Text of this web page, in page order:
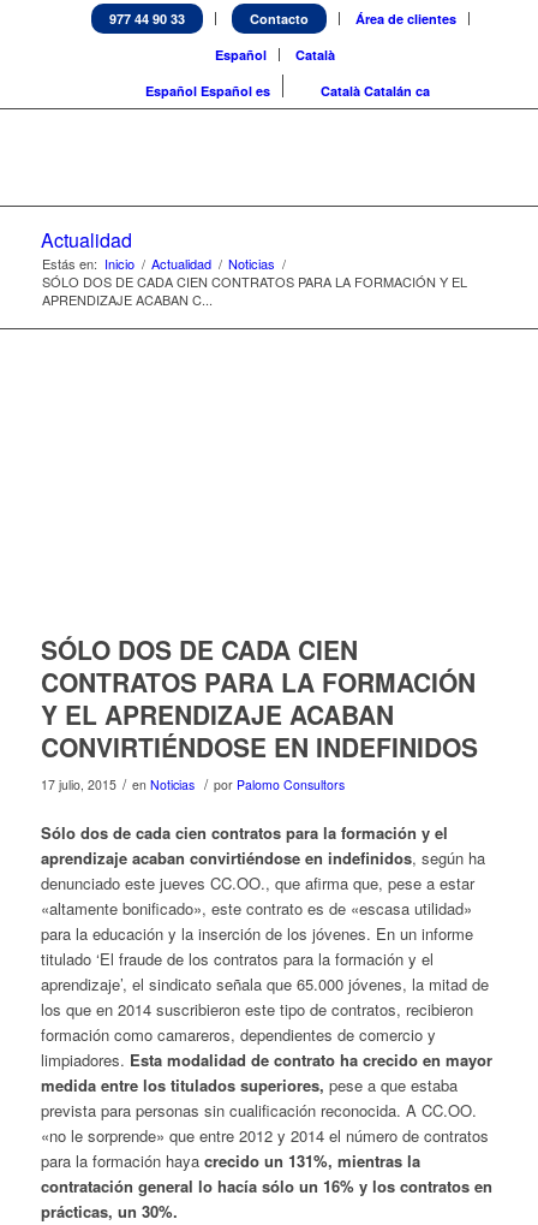
977 44 90 33 Contacto
Área de clientes
Español
Català
Español Español es Català Catalán ca
Actualidad
Estás en: Inicio / Actualidad / Noticias /
SÓLO DOS DE CADA CIEN CONTRATOS PARA LA FORMACIÓN Y EL
APRENDIZAJE ACABAN C...
SÓLO DOS DE CADA CIEN
CONTRATOS PARA LA FORMACIÓN
Y EL APRENDIZAJE ACABAN
CONVIRTIÉNDOSE EN INDEFINIDOS
17 julio, 2015 / en Noticias / por Palomo Consultors
Sólo dos de cada cien contratos para la formación y el
aprendizaje acaban convirtiéndose en indefinidos, según ha
denunciado este jueves CC.OO., que afirma que, pese a estar
«altamente bonificado», este contrato es de «escasa utilidad»
para la educación y la inserción de los jóvenes. En un informe
titulado ‘El fraude de los contratos para la formación y el
aprendizaje’, el sindicato señala que 65.000 jóvenes, la mitad de
los que en 2014 suscribieron este tipo de contratos, recibieron
formación como camareros, dependientes de comercio y
limpiadores. Esta modalidad de contrato ha crecido en mayor
medida entre los titulados superiores, pese a que estaba
prevista para personas sin cualificación reconocida. A CC.OO.
«no le sorprende» que entre 2012 y 2014 el número de contratos
para la formación haya crecido un 131%, mientras la
contratación general lo hacía sólo un 16% y los contratos en
prácticas, un 30%.